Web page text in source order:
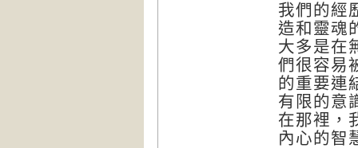
我們的經
造和靈魂
大多是在
們很容易
的重要連
有限的意
在那裡，
內心的智